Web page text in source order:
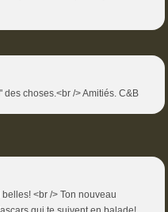
choses.<br /> Amitiés. C&B
<br /> Ton nouveau